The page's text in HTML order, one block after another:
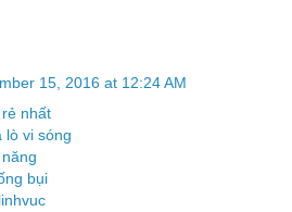
15, 2016 at 12:24 AM
nhất
lò vi sóng
bụi